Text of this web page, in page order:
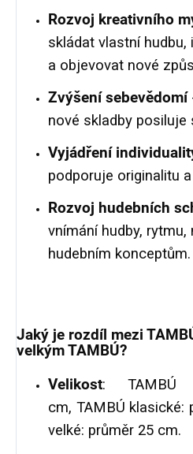
Rozvoj kreativního
skládat vlastní
a objevovat nové
Zvýšení sebevědomí
nové skladby posiluje
Vyjádření
podporuje originalitu
Rozvoj hudebních
vnímání hudby,
hudebním konceptům.
Jaký je rozdíl mezi
velkým TAMBÚ?
Velikost: TAMBÚ
cm, TAMBÚ klasické:
velké: průměr 25 cm.